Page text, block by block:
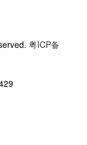
粤ICP备